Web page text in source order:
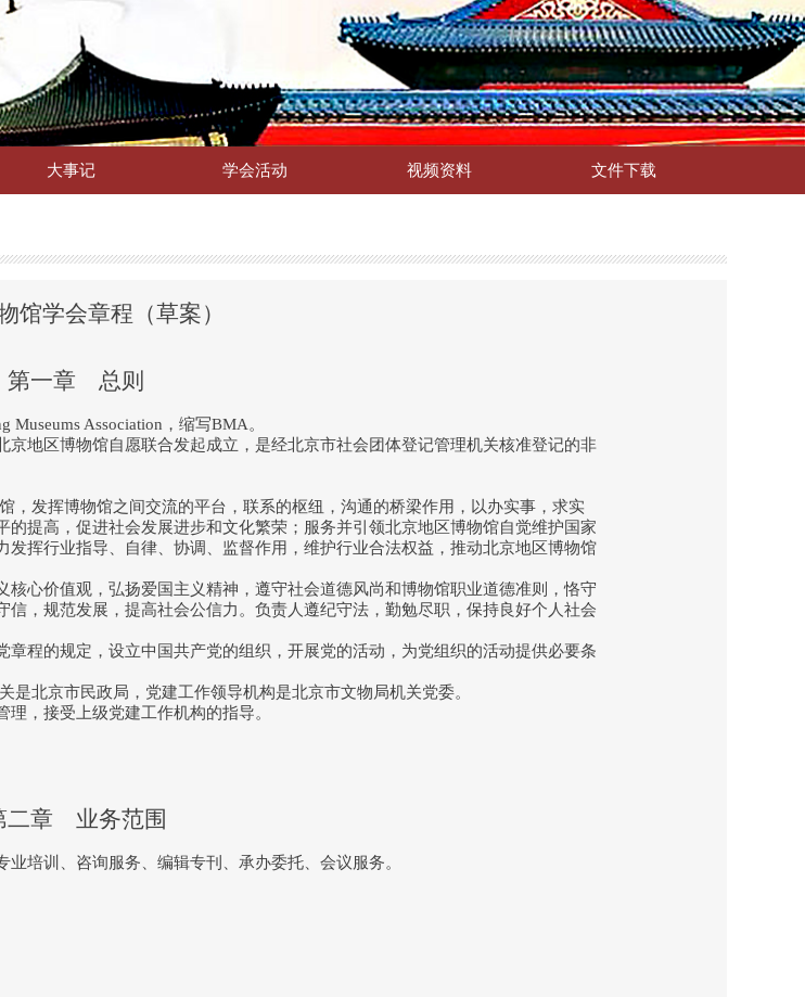
大事记 学会活动 视频资料 文件下载
馆学会章程（草案）
第一章 总则
Association，缩写BMA。
地区博物馆自愿联合发起成立，是经北京市社会团体登记管理机关核准登记的非
，发挥博物馆之间交流的平台，联系的枢纽，沟通的桥梁作用，以办实事，求实
提高，促进社会发展进步和文化繁荣；服务并引领北京地区博物馆自觉维护国家
挥行业指导、自律、协调、监督作用，维护行业合法权益，推动北京地区博物馆
价值观，弘扬爱国主义精神，遵守社会道德风尚和博物馆职业道德准则，恪守
，规范发展，提高社会公信力。负责人遵纪守法，勤勉尽职，保持良好个人社会
程的规定，设立中国共产党的组织，开展党的活动，为党组织的活动提供必要条
是北京市民政局，党建工作领导机构是北京市文物局机关党委。
，接受上级党建工作机构的指导。
二章 业务范围
培训、咨询服务、编辑专刊、承办委托、会议服务。